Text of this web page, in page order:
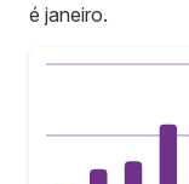
é janeiro.